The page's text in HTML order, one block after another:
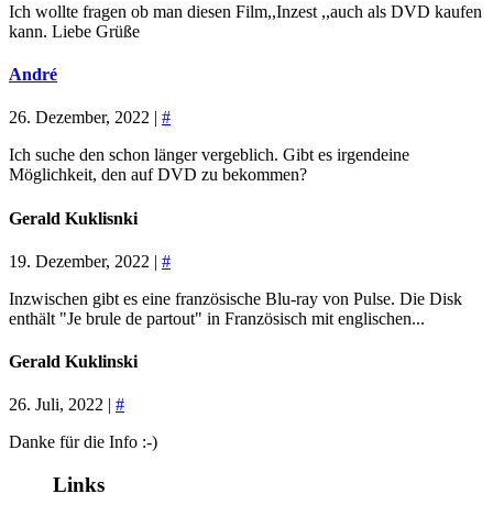
Ich wollte fragen ob man diesen Film,,Inzest ,,auch als DVD kaufen
kann. Liebe Grüße
André
26. Dezember, 2022 | #
Ich suche den schon länger vergeblich. Gibt es irgendeine
Möglichkeit, den auf DVD zu bekommen?
Gerald Kuklisnki
19. Dezember, 2022 | #
Inzwischen gibt es eine französische Blu-ray von Pulse. Die Disk
enthält "Je brule de partout" in Französisch mit englischen...
Gerald Kuklinski
26. Juli, 2022 | #
Danke für die Info :-)
Links